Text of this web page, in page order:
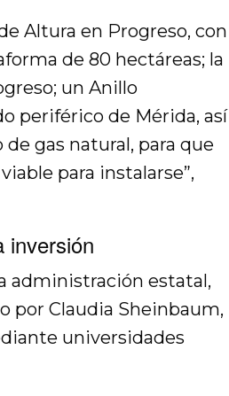
Altura en Progreso, con
de 80 hectáreas; la
un Anillo
periférico de Mérida, así
gas natural, para que
para instalarse”,
inversión
administración estatal,
por Claudia Sheinbaum,
universidades